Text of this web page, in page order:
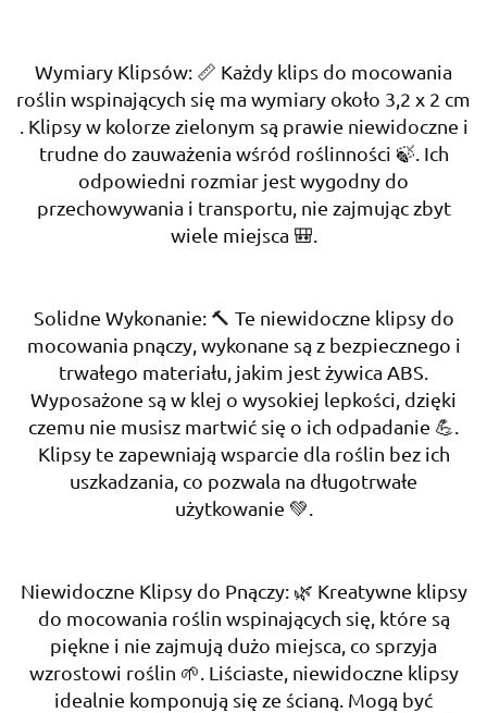
Wymiary Klipsów: 📏 Każdy klips do mocowania
roślin wspinających się ma wymiary około 3,2 x 2 cm
. Klipsy w kolorze zielonym są prawie niewidoczne i
trudne do zauważenia wśród roślinności 🍃. Ich
odpowiedni rozmiar jest wygodny do
przechowywania i transportu, nie zajmując zbyt
wiele miejsca 🎒.
Solidne Wykonanie: 🔨 Te niewidoczne klipsy do
mocowania pnączy, wykonane są z bezpiecznego i
trwałego materiału, jakim jest żywica ABS.
Wyposażone są w klej o wysokiej lepkości, dzięki
czemu nie musisz martwić się o ich odpadanie 💪.
Klipsy te zapewniają wsparcie dla roślin bez ich
uszkadzania, co pozwala na długotrwałe
użytkowanie 💚.
Niewidoczne Klipsy do Pnączy: 🌿 Kreatywne klipsy
do mocowania roślin wspinających się, które są
piękne i nie zajmują dużo miejsca, co sprzyja
wzrostowi roślin 🌱. Liściaste, niewidoczne klipsy
idealnie komponują się ze ścianą. Mogą być